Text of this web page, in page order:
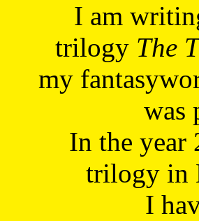
I am
trilogy The
my
was
In the
trilogy in
I